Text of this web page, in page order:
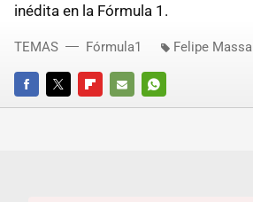
inédita en la Fórmula 1.
FACEBOOKTWITTERFLIPBOARD
E-
WHATSAPP
TEMAS Fórmula1 Felipe Massa